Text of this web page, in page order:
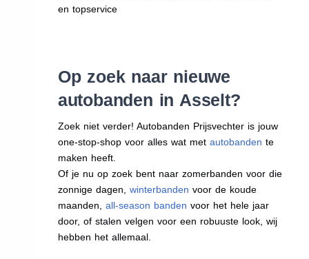
en topservice
Op zoek naar nieuwe
autobanden in Asselt?
Zoek niet verder! Autobanden Prijsvechter is jouw
one-stop-shop voor alles wat met autobanden te
maken heeft.
Of je nu op zoek bent naar zomerbanden voor die
zonnige dagen, winterbanden voor de koude
maanden, all-season banden voor het hele jaar
door, of stalen velgen voor een robuuste look, wij
hebben het allemaal.